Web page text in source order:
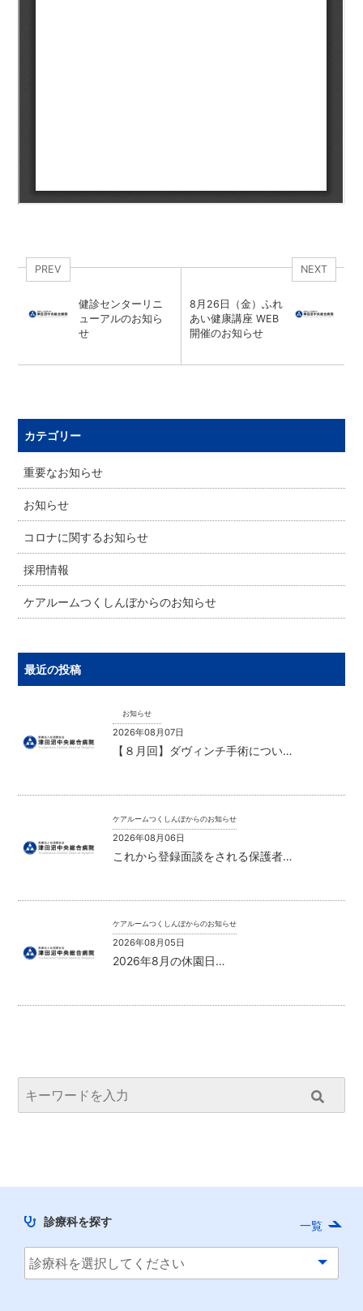
PREV
健診センターリニ
ューアルのお知ら
せ
NEXT
8月26日（金）ふれ
あい健康講座 WEB
開催のお知らせ
カテゴリー
重要なお知らせ
お知らせ
コロナに関するお知らせ
採用情報
ケアルームつくしんぼからのお知らせ
最近の投稿
お知らせ
2026年08月07日
【８月回】ダヴィンチ手術につい…
ケアルームつくしんぼからのお知らせ
2026年08月06日
これから登録面談をされる保護者…
ケアルームつくしんぼからのお知らせ
2026年08月05日
2026年8月の休園日…
診療科を探す 一覧